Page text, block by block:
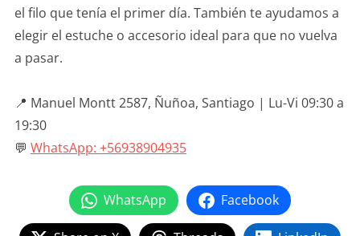
el filo que tenía el primer día. También te ayudamos a
elegir el estuche o accesorio ideal para que no vuelva
a pasar.
📍 Manuel Montt 2587, Ñuñoa, Santiago | Lu-Vi 09:30 a
19:30
💬 WhatsApp: +56938904935
WhatsApp Facebook